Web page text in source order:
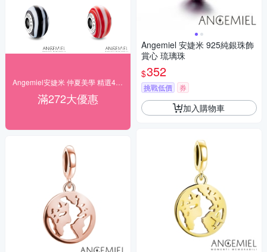
滿272大優惠
Angemiel 安婕米 925純銀珠飾
賞心 琉璃珠
$352
挑戰低價 券
加入購物車